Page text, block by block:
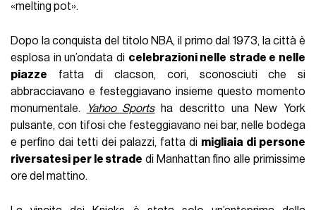
«melting pot».
Dopo la conquista del titolo NBA, il primo dal 1973, la città è
esplosa in un’ondata di celebrazioni nelle strade e nelle
piazze fatta di clacson, cori, sconosciuti che si
abbracciavano e festeggiavano insieme questo momento
monumentale.
Yahoo Sports
ha descritto una New York
pulsante, con tifosi che festeggiavano nei bar, nelle bodega
e perfino dai tetti dei palazzi, fatta di migliaia di persone
riversatesi per le strade di Manhattan fino alle primissime
ore del mattino.